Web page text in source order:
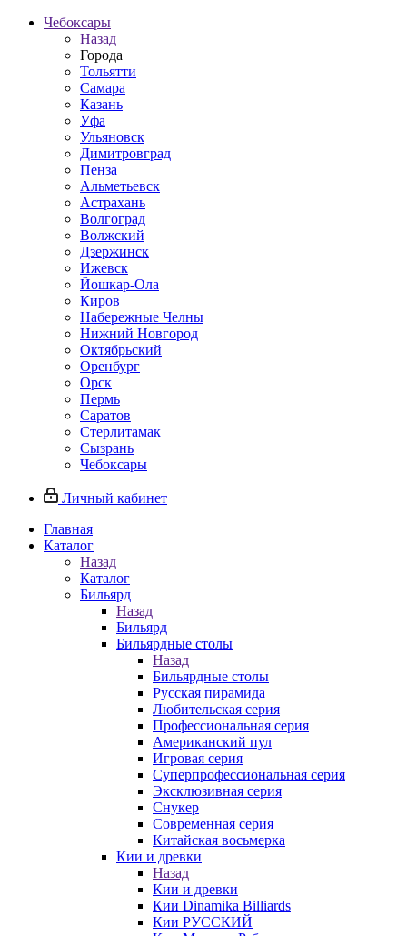
Чебоксары
Назад
Города
Тольятти
Самара
Казань
Уфа
Ульяновск
Димитровград
Пенза
Альметьевск
Астрахань
Волгоград
Волжский
Дзержинск
Ижевск
Йошкар-Ола
Киров
Набережные Челны
Нижний Новгород
Октябрьский
Оренбург
Орск
Пермь
Саратов
Стерлитамак
Сызрань
Чебоксары
Личный кабинет
Главная
Каталог
Назад
Каталог
Бильярд
Назад
Бильярд
Бильярдные столы
Назад
Бильярдные столы
Русская пирамида
Любительская серия
Профессиональная серия
Американский пул
Игровая серия
Суперпрофессиональная серия
Эксклюзивная серия
Снукер
Современная серия
Китайская восьмерка
Кии и древки
Назад
Кии и древки
Кии Dinamika Billiards
Кии РУССКИЙ